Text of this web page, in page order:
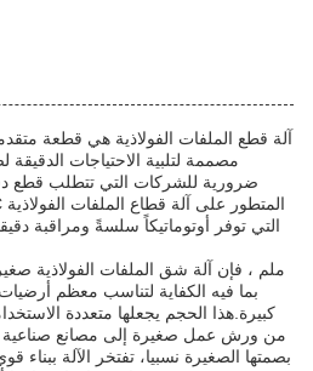
آلة قطع الملفات الفولاذية هي قطعة
مصممة لتلبية الاحتياجات الدقيقة
ضرورية للشركات التي تتطلب قطع
التي توفر أوتوماتيكاً سلسةً ومراقبة
بما فيه الكفاية لتناسب معظم
كبيرة.هذا الحجم يجعلها متعددة
من ورش عمل صغيرة إلى مصانع صناعية